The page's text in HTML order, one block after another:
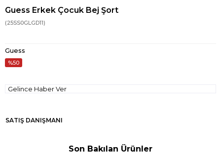
Guess Erkek Çocuk Bej Şort
(25SS0GLGD11)
Guess
50
Gelince Haber Ver
SATIŞ DANIŞMANI
Son Bakılan Ürünler